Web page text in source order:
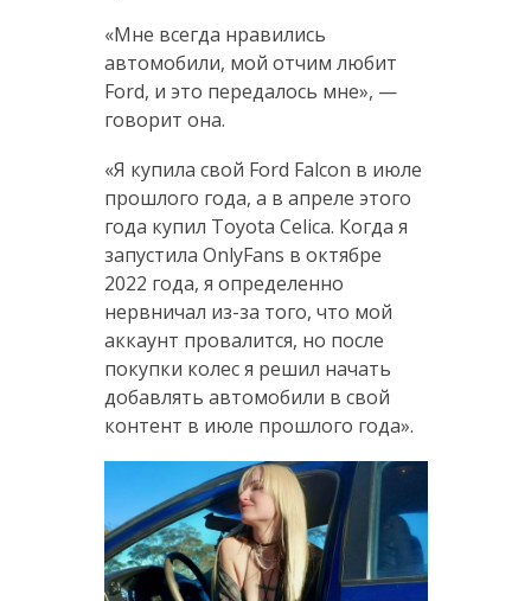
«Мне всегда нравились
автомобили, мой отчим любит
Ford, и это передалось мне», —
говорит она.
«Я купила свой Ford Falcon в июле
прошлого года, а в апреле этого
года купил Toyota Celica. Когда я
запустила OnlyFans в октябре
2022 года, я определенно
нервничал из-за того, что мой
аккаунт провалится, но после
покупки колес я решил начать
добавлять автомобили в свой
контент в июле прошлого года».